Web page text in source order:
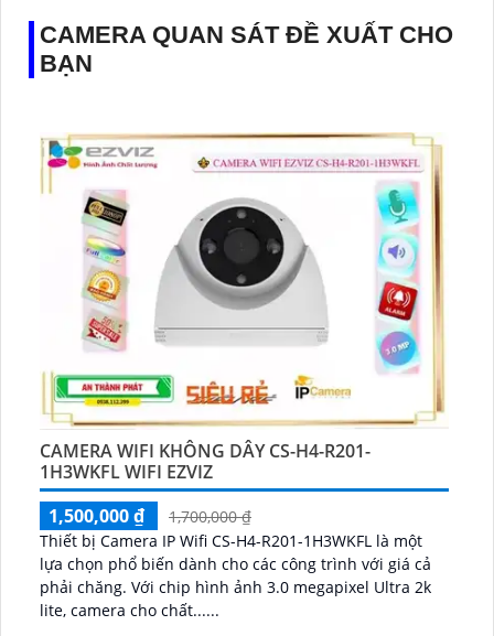
CAMERA QUAN SÁT ĐỀ XUẤT CHO
BẠN
CAMERA WIFI KHÔNG DÂY CS-H4-R201-
1H3WKFL WIFI EZVIZ
1,500,000 ₫
1,700,000 ₫
Thiết bị Camera IP Wifi CS-H4-R201-1H3WKFL là một
lựa chọn phổ biến dành cho các công trình với giá cả
phải chăng. Với chip hình ảnh 3.0 megapixel Ultra 2k
lite, camera cho chất......